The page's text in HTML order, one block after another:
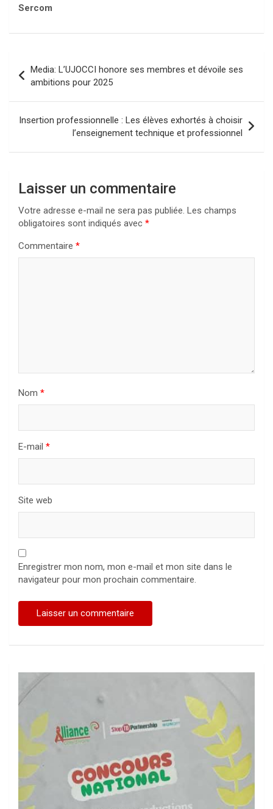
Sercom
de
l’article
Media: L’UJOCCI honore ses membres et dévoile ses
ambitions pour 2025
Insertion professionnelle : Les élèves exhortés à choisir
l’enseignement technique et professionnel
Laisser un commentaire
Votre adresse e-mail ne sera pas publiée. Les champs
obligatoires sont indiqués avec *
Commentaire *
Nom *
E-mail *
Site web
Enregistrer mon nom, mon e-mail et mon site dans le
navigateur pour mon prochain commentaire.